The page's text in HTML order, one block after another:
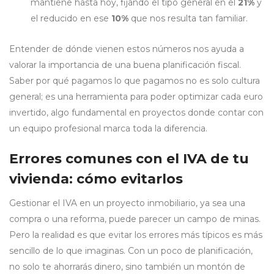
mantiene hasta hoy, fijando el tipo general en el 21% y
el reducido en ese 10% que nos resulta tan familiar.
Entender de dónde vienen estos números nos ayuda a
valorar la importancia de una buena planificación fiscal.
Saber por qué pagamos lo que pagamos no es solo cultura
general; es una herramienta para poder optimizar cada euro
invertido, algo fundamental en proyectos donde contar con
un equipo profesional marca toda la diferencia.
Errores comunes con el IVA de tu
vivienda: cómo evitarlos
Gestionar el IVA en un proyecto inmobiliario, ya sea una
compra o una reforma, puede parecer un campo de minas.
Pero la realidad es que evitar los errores más típicos es más
sencillo de lo que imaginas. Con un poco de planificación,
no solo te ahorrarás dinero, sino también un montón de